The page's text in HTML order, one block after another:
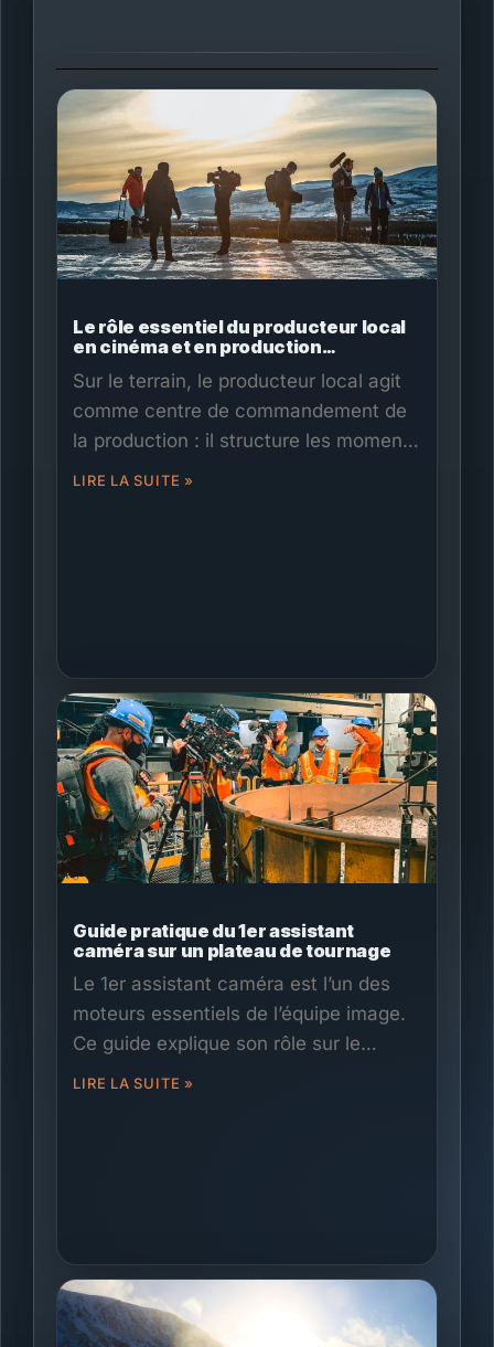
Le rôle essentiel du producteur local
en cinéma et en production
Sur le terrain, le producteur local agit
comme centre de commandement de
la production : il structure les moments
clés du récit, sécurise les accès et les
Films.Solutions déploie des
producteurs locaux d’élite partout au
Canada.
LIRE LA SUITE »
Guide pratique du 1er assistant
caméra sur un plateau de tournage
Le 1er assistant caméra est l’un des
moteurs essentiels de l’équipe image.
Ce guide explique son rôle sur le
terrain : préparation caméra, essais
pour garder les plans nets, l’équipe
efficace et la journée de tournage bien
organisée.
LIRE LA SUITE »